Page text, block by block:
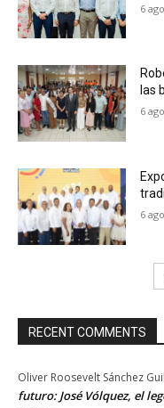
6
las
6
6
RECENT COMMENTS
Oliver Roosevelt Sánchez
futuro: José Vólquez, el